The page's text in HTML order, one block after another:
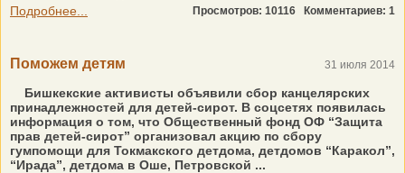
Подробнее...
Просмотров: 10116 Комментариев: 1
Поможем детям 31 июля 2014
Бишкекские активисты объявили сбор канцелярских
принадлежностей для детей-сирот. В соцсетях появилась
информация о том, что Общественный фонд ОФ “Защита
прав детей-сирот” организовал акцию по сбору
гумпомощи для Токмакского детдома, детдомов “Каракол”,
“Ирада”, детдома в Оше, Петровской ...